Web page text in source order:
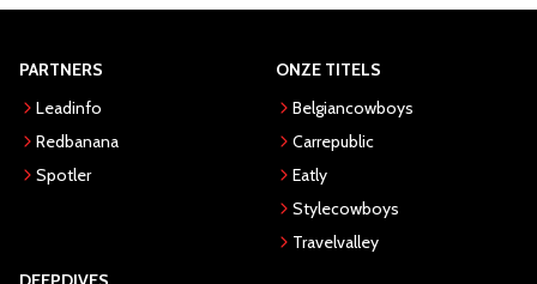
PARTNERS
Leadinfo
Redbanana
Spotler
ONZE TITELS
Belgiancowboys
Carrepublic
Eatly
Stylecowboys
Travelvalley